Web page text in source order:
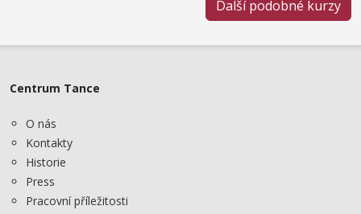
Další podobné kurzy
Centrum Tance
O nás
Kontakty
Historie
Press
Pracovní příležitosti